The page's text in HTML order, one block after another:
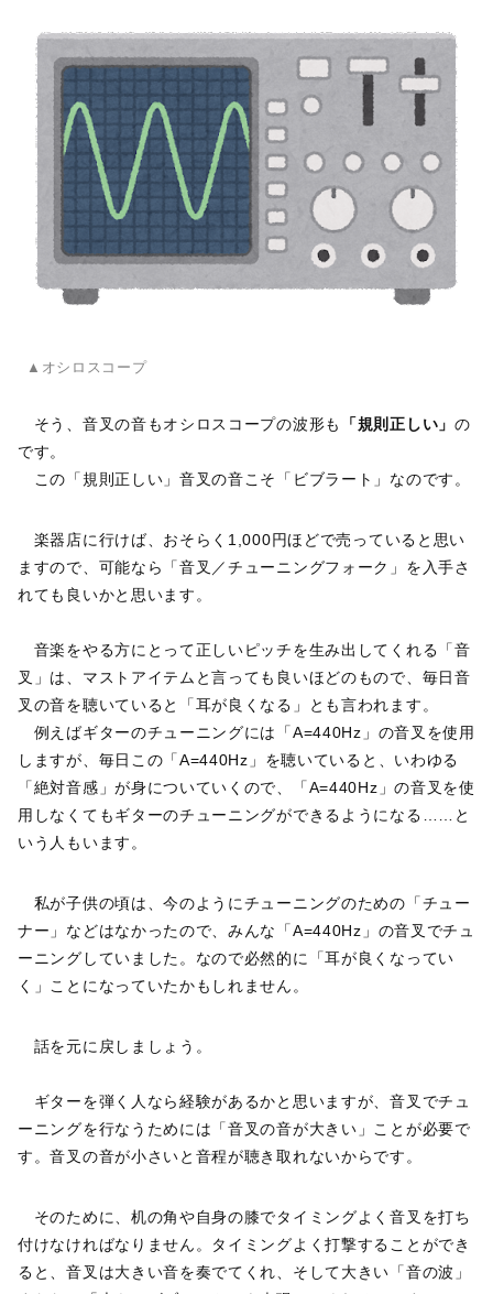
▲オシロスコープ
そう、音叉の音もオシロスコープの波形も 「規則正しい」 の
です。
この「規則正しい」音叉の音こそ「ビブラート」なのです。
楽器店に行けば、おそらく1,000円ほどで売っていると思い
ますので、可能なら「音叉／チューニングフォーク」を入手さ
れても良いかと思います。
音楽をやる方にとって正しいピッチを生み出してくれる「音
叉」は、マストアイテムと言っても良いほどのもので、毎日音
叉の音を聴いていると「耳が良くなる」とも言われます。
例えばギターのチューニングには「A=440Hz」の音叉を使用
しますが、毎日この「A=440Hz」を聴いていると、いわゆる
「絶対音感」が身についていくので、「A=440Hz」の音叉を使
用しなくてもギターのチューニングができるようになる……と
いう人もいます。
私が子供の頃は、今のようにチューニングのための「チュー
ナー」などはなかったので、みんな「A=440Hz」の音叉でチュ
ーニングしていました。なので必然的に「耳が良くなってい
く」ことになっていたかもしれません。
話を元に戻しましょう。
ギターを弾く人なら経験があるかと思いますが、音叉でチュ
ーニングを行なうためには「音叉の音が大きい」ことが必要で
す。音叉の音が小さいと音程が聴き取れないからです。
そのために、机の角や自身の膝でタイミングよく音叉を打ち
付けなければなりません。タイミングよく打撃することができ
ると、音叉は大きい音を奏でてくれ、そして大きい「音の波」